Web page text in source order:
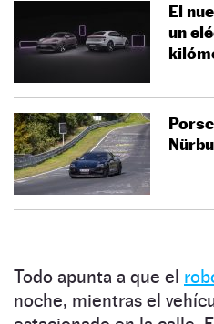
El
un
Todo apunta a que el
noche, mientras el